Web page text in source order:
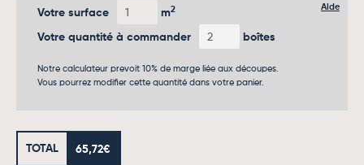
Aide
Votre surface m2
Votre quantité à commander boîtes
Notre calculateur prevoit 10% de marge liée aux découpes.
Vous pourrez modifier cette quantité dans votre panier.
TOTAL 65,72€